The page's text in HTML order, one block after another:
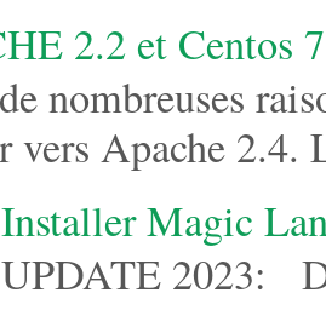
2.2 et Centos 7
nombreuses
vers Apache 2.4.
Installer Magic
UPDATE 2023: